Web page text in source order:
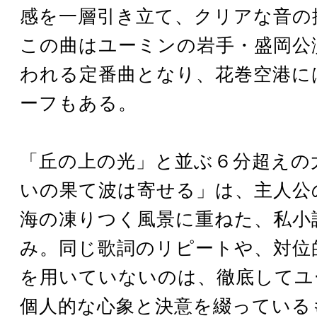
感を一層引き立て、クリアな音
この曲はユーミンの岩手・盛岡
われる定番曲となり、花巻空港
ーフもある。
「丘の上の光」と並ぶ６分超え
いの果て波は寄せる」は、主人
海の凍りつく風景に重ねた、私小
み。同じ歌詞のリピートや、対
を用いていないのは、徹底して
個人的な心象と決意を綴ってい